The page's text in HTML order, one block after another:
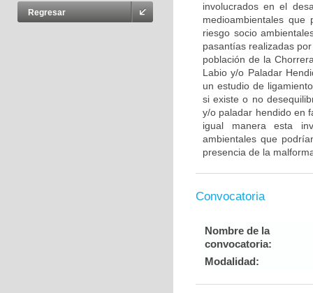
Regresar
involucrados en el
medioambientales
riesgo socio
pasantías realizadas
población de la
Labio y/o Paladar
un estudio de
si existe o no
y/o paladar hendido en
igual manera esta
ambientales que
presencia de la
Convocatoria
Nombre de la
convocatoria:
Modalidad: